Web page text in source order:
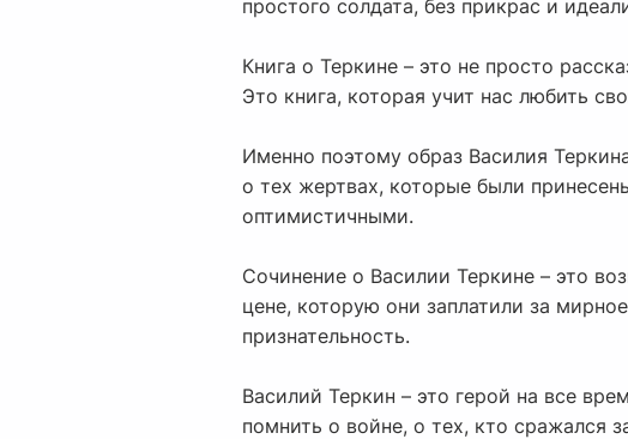
простого солдата, без прикрас и
Книга о Теркине – это не просто
Это книга, которая учит нас любить
Именно поэтому образ Василия
о тех жертвах, которые были
оптимистичными.
Сочинение о Василии Теркине – это
цене, которую они заплатили за
признательность.
Василий Теркин – это герой на все
помнить о войне, о тех, кто сражался